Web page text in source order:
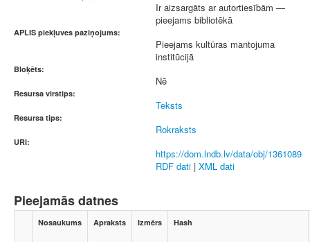
Ir aizsargāts ar autortiesībām —
pieejams bibliotēkā
APLIS piekļuves paziņojums:
Pieejams kultūras mantojuma
institūcijā
Bloķēts:
Nē
Resursa virstips:
Teksts
Resursa tips:
Rokraksts
URI:
https://dom.lndb.lv/data/obj/1361089
RDF dati | XML dati
Pieejamās datnes
Nosaukums Apraksts Izmērs Hash